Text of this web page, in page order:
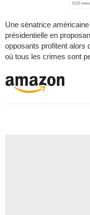
5125
Une sénatrice
présidentielle en
opposants profitent alors
où tous les crimes sont